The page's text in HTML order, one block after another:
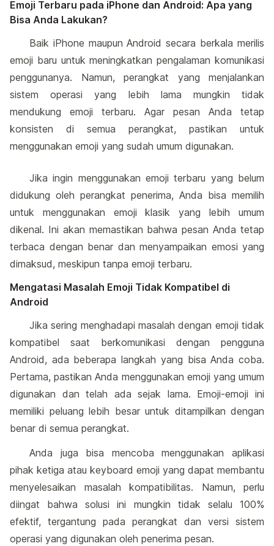
Emoji Terbaru pada iPhone dan Android: Apa yang
Bisa Anda Lakukan?
Baik iPhone maupun Android secara berkala merilis
emoji baru untuk meningkatkan pengalaman komunikasi
penggunanya. Namun, perangkat yang menjalankan
sistem operasi yang lebih lama mungkin tidak
mendukung emoji terbaru. Agar pesan Anda tetap
konsisten di semua perangkat, pastikan untuk
menggunakan emoji yang sudah umum digunakan.
Jika ingin menggunakan emoji terbaru yang belum
didukung oleh perangkat penerima, Anda bisa memilih
untuk menggunakan emoji klasik yang lebih umum
dikenal. Ini akan memastikan bahwa pesan Anda tetap
terbaca dengan benar dan menyampaikan emosi yang
dimaksud, meskipun tanpa emoji terbaru.
Mengatasi Masalah Emoji Tidak Kompatibel di
Android
Jika sering menghadapi masalah dengan emoji tidak
kompatibel saat berkomunikasi dengan pengguna
Android, ada beberapa langkah yang bisa Anda coba.
Pertama, pastikan Anda menggunakan emoji yang umum
digunakan dan telah ada sejak lama. Emoji-emoji ini
memiliki peluang lebih besar untuk ditampilkan dengan
benar di semua perangkat.
Anda juga bisa mencoba menggunakan aplikasi
pihak ketiga atau keyboard emoji yang dapat membantu
menyelesaikan masalah kompatibilitas. Namun, perlu
diingat bahwa solusi ini mungkin tidak selalu 100%
efektif, tergantung pada perangkat dan versi sistem
operasi yang digunakan oleh penerima pesan.